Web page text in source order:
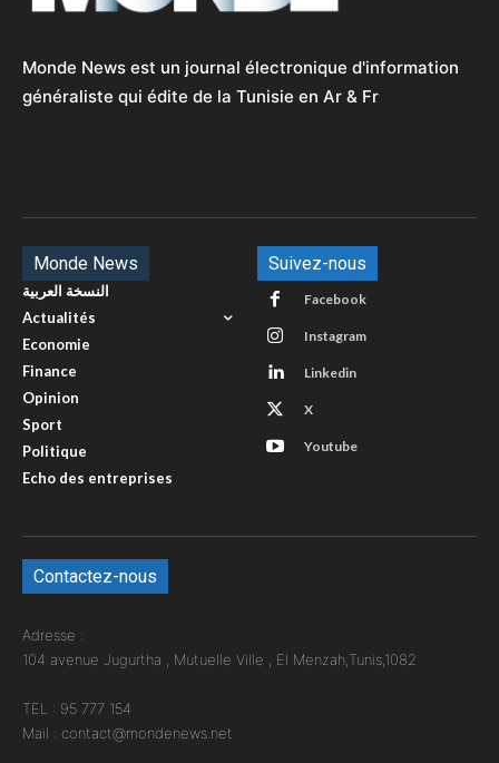
Monde News est un journal électronique d'information
généraliste qui édite de la Tunisie en Ar & Fr
Monde News
النسخة العربية
Actualités
Economie
Finance
Opinion
Sport
Politique
Echo des entreprises
Suivez-nous
Facebook
Instagram
Linkedin
X
Youtube
Contactez-nous
Adresse :
104 avenue Jugurtha , Mutuelle Ville , El Menzah,Tunis,1082
TEL : 95 777 154
Mail : contact@mondenews.net